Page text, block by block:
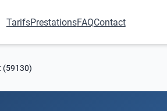
TarifsPrestationsFAQContact
(59130)